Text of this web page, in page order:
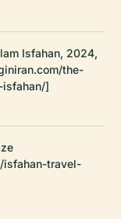
Isfahan, 2024,
the-
]
isfahan-travel-